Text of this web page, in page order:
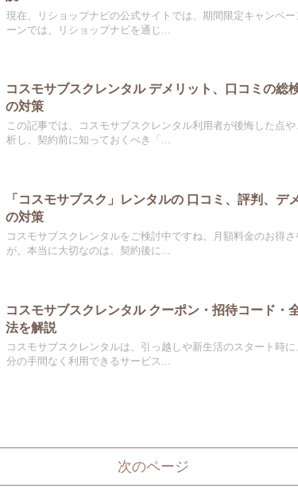
現在、リショップナビの公式サイトでは、期間限定キャンペ
ーンでは、リショップナビを通じ...
コスモサブスクレンタル デメリット、口コミの総
の対策
この記事では、コスモサブスクレンタル利用者が後悔した点
析し、契約前に知っておくべき「...
「コスモサブスク」レンタルの 口コミ、評判、デ
の対策
コスモサブスクレンタルをご検討中ですね。月額料金のお得
が、本当に大切なのは、契約後に...
コスモサブスクレンタル クーポン・招待コード・
法を解説
コスモサブスクレンタルは、引っ越しや新生活のスタート時
分の手間なく利用できるサービス...
次のページ